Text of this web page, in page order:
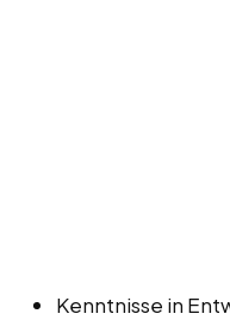
Kenntnisse in